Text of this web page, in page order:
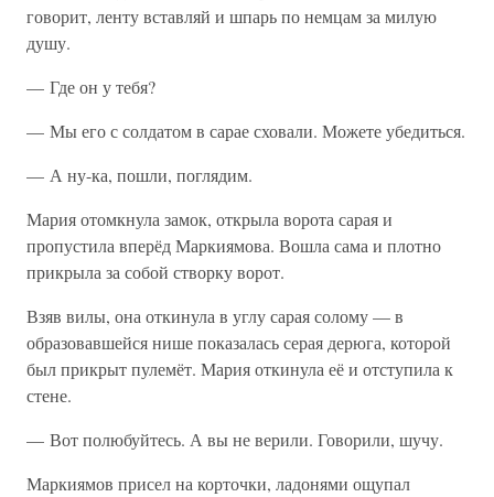
говорит, ленту вставляй и шпарь по немцам за милую
душу.
— Где он у тебя?
— Мы его с солдатом в сарае сховали. Можете убедиться.
— А ну-ка, пошли, поглядим.
Мария отомкнула замок, открыла ворота сарая и
пропустила вперёд Маркиямова. Вошла сама и плотно
прикрыла за собой створку ворот.
Взяв вилы, она откинула в углу сарая солому — в
образовавшейся нише показалась серая дерюга, которой
был прикрыт пулемёт. Мария откинула её и отступила к
стене.
— Вот полюбуйтесь. А вы не верили. Говорили, шучу.
Маркиямов присел на корточки, ладонями ощупал